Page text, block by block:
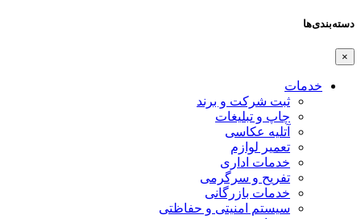
دسته‌بندی‌ها
×
خدمات
ثبت شرکت و برند
چاپ و تبلیغات
آتلیه عکاسی
تعمیر لوازم
خدمات اداری
تفریح و سرگرمی
خدمات بازرگانی
سیستم امنیتی و حفاظتی